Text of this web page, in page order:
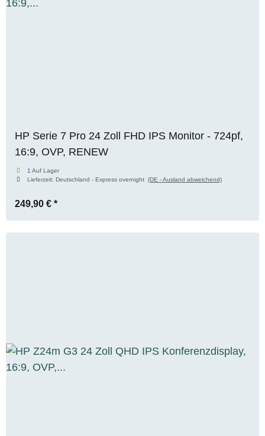
HP Serie 7 Pro 24 Zoll FHD IPS Monitor - 724pf,
16:9, OVP, RENEW
1 Auf Lager
Lieferzeit: Deutschland - Express overnight (DE - Ausland abweichend)
249,90 € *